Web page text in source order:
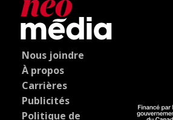
Nous joindre
À propos
Carrières
Publicités
Politique de